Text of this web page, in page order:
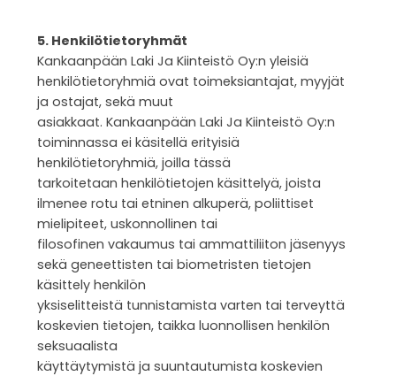
5. Henkilötietoryhmät
Kankaanpään Laki Ja Kiinteistö Oy:n yleisiä
henkilötietoryhmiä ovat toimeksiantajat, myyjät
ja ostajat, sekä muut
asiakkaat. Kankaanpään Laki Ja Kiinteistö Oy:n
toiminnassa ei käsitellä erityisiä
henkilötietoryhmiä, joilla tässä
tarkoitetaan henkilötietojen käsittelyä, joista
ilmenee rotu tai etninen alkuperä, poliittiset
mielipiteet, uskonnollinen tai
filosofinen vakaumus tai ammattiliiton jäsenyys
sekä geneettisten tai biometristen tietojen
käsittely henkilön
yksiselitteistä tunnistamista varten tai terveyttä
koskevien tietojen, taikka luonnollisen henkilön
seksuaalista
käyttäytymistä ja suuntautumista koskevien